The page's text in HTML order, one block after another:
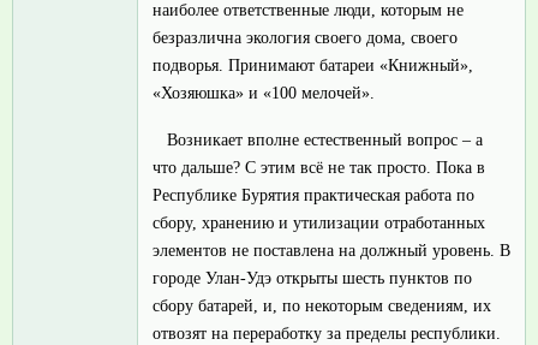
наиболее ответственные люди, которым не
безразлична экология своего дома, своего
подворья. Принимают батареи «Книжный»,
«Хозяюшка» и «100 мелочей».
Возникает вполне естественный вопрос – а
что дальше? С этим всё не так просто. Пока в
Республике Бурятия практическая работа по
сбору, хранению и утилизации отработанных
элементов не поставлена на должный уровень. В
городе Улан-Удэ открыты шесть пунктов по
сбору батарей, и, по некоторым сведениям, их
отвозят на переработку за пределы республики.